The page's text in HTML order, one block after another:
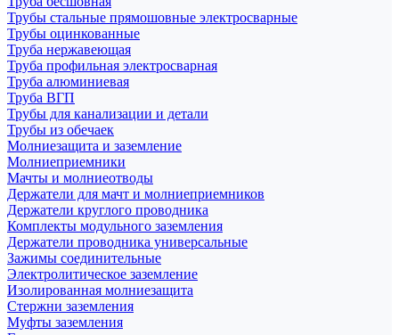
Трубы стальные прямошовные электросварные
Трубы оцинкованные
Труба нержавеющая
Труба профильная электросварная
Труба алюминиевая
Труба ВГП
Трубы для канализации и детали
Трубы из обечаек
Молниезащита и заземление
Молниеприемники
Мачты и молниеотводы
Держатели для мачт и молниеприемников
Держатели круглого проводника
Комплекты модульного заземления
Держатели проводника универсальные
Зажимы соединительные
Электролитическое заземление
Изолированная молниезащита
Стержни заземления
Муфты заземления